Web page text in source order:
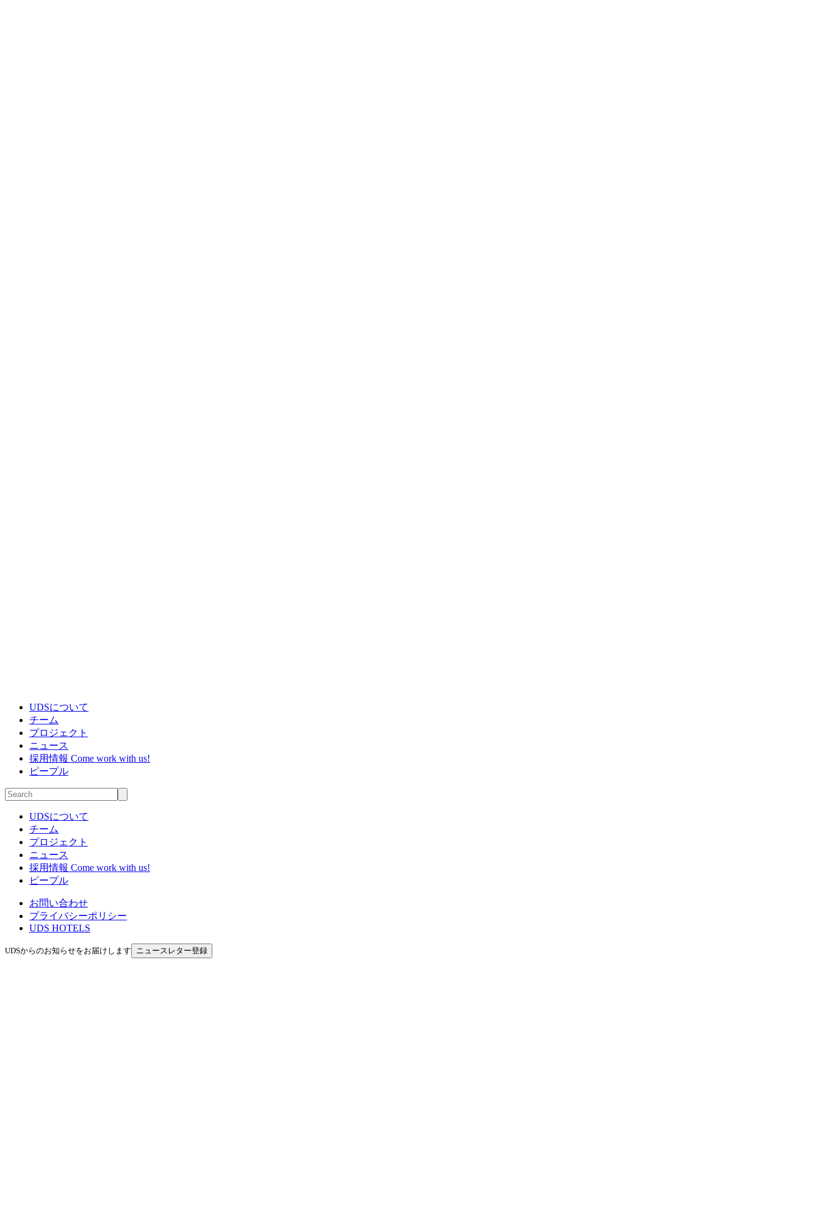
UDSについて
チーム
プロジェクト
ニュース
採用情報 Come work with us!
ピープル
UDSについて
チーム
プロジェクト
ニュース
採用情報 Come work with us!
ピープル
お問い合わせ
プライバシーポリシー
UDS HOTELS
UDSからのお知らせをお届けします ニュースレター登録